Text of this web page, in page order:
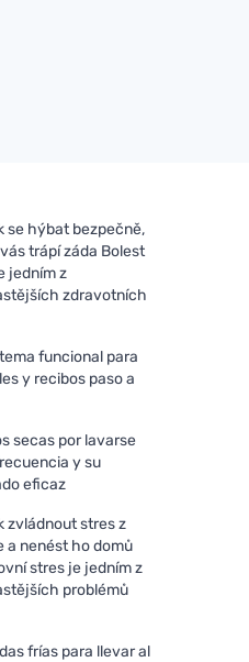
se hýbat bezpečně,
trápí záda Bolest
jedním z
zdravotních
funcional para
y recibos paso a
secas por lavarse
y su
eficaz
zvládnout stres z
a nenést ho domů
stres je jedním z
problémů
frías para llevar al